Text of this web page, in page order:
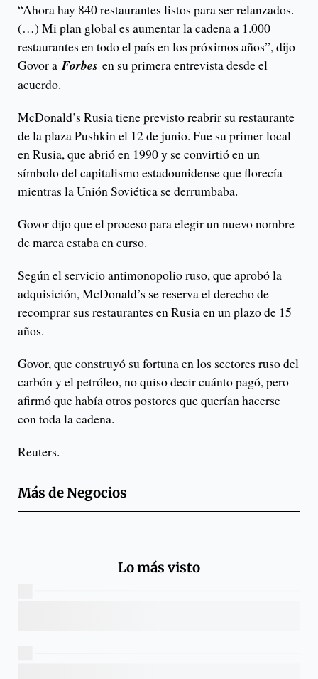
“Ahora hay 840 restaurantes listos para ser relanzados.
(…) Mi plan global es aumentar la cadena a 1.000
restaurantes en todo el país en los próximos años”, dijo
Govor aForbes en su primera entrevista desde el
acuerdo.
McDonald’s Rusia tiene previsto reabrir su restaurante
de la plaza Pushkin el 12 de junio. Fue su primer local
en Rusia, que abrió en 1990 y se convirtió en un
símbolo del capitalismo estadounidense que florecía
mientras la Unión Soviética se derrumbaba.
Govor dijo que el proceso para elegir un nuevo nombre
de marca estaba en curso.
Según el servicio antimonopolio ruso, que aprobó la
adquisición, McDonald’s se reserva el derecho de
recomprar sus restaurantes en Rusia en un plazo de 15
años.
Govor, que construyó su fortuna en los sectores ruso del
carbón y el petróleo, no quiso decir cuánto pagó, pero
afirmó que había otros postores que querían hacerse
con toda la cadena.
Reuters.
Más deNegocios
Lo más visto